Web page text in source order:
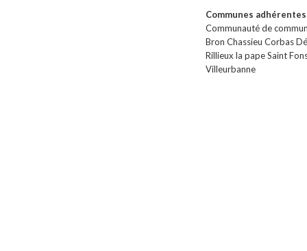
Communes adhérentes
Communauté de
Bron Chassieu Corbas
Rillieux la pape Saint
Villeurbanne